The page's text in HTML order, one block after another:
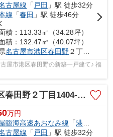
古屋線 「 戸田 」駅 徒歩32分
線 「春田 」駅 徒歩46分
積：113.33㎡（34.28坪）
積：132.47㎡（40.07坪）
名古屋市港区春田野２丁目1404-1
市港区春田野の新築一戸建て♪ 福
1【仲介手数料無料】新築一戸建て 6号棟
万円
臨海高速あおなみ線 「港北
古屋線 「 戸田 」駅 徒歩32分